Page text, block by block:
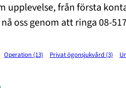
upplevelse, från första
oss genom att ringa 08-
Operation (13) Privat ögonsjukvård (3)